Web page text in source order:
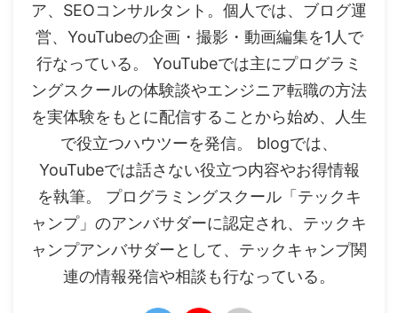
ア、SEOコンサルタント。個人では、ブログ運
営、YouTubeの企画・撮影・動画編集を1人で
行なっている。 YouTubeでは主にプログラミ
ングスクールの体験談やエンジニア転職の方法
を実体験をもとに配信することから始め、人生
で役立つハウツーを発信。 blogでは、
YouTubeでは話さない役立つ内容やお得情報
を執筆。 プログラミングスクール「テックキ
ャンプ」のアンバサダーに認定され、テックキ
ャンプアンバサダーとして、テックキャンプ関
連の情報発信や相談も行なっている。